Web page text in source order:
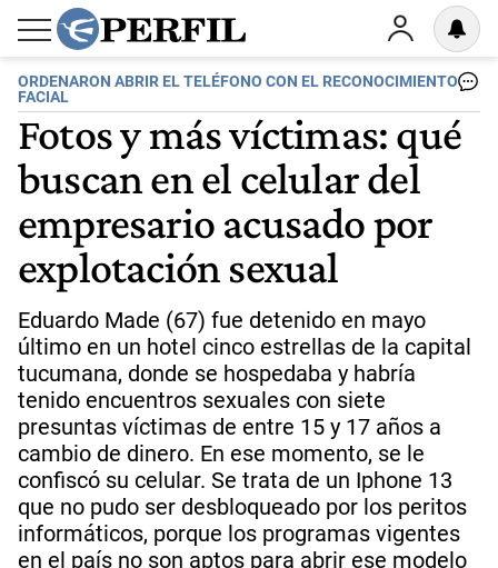
ORDENARON ABRIR EL TELÉFONO CON EL RECONOCIMIENTO
FACIAL
Fotos y más víctimas: qué
buscan en el celular del
empresario acusado por
explotación sexual
Eduardo Made (67) fue detenido en mayo
último en un hotel cinco estrellas de la capital
tucumana, donde se hospedaba y habría
tenido encuentros sexuales con siete
presuntas víctimas de entre 15 y 17 años a
cambio de dinero. En ese momento, se le
confiscó su celular. Se trata de un Iphone 13
que no pudo ser desbloqueado por los peritos
informáticos, porque los programas vigentes
en el país no son aptos para abrir ese modelo